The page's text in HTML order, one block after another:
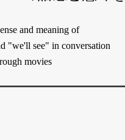
and meaning of
"we'll see" in conversation
movies